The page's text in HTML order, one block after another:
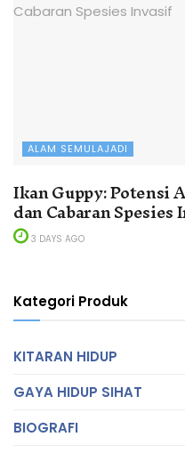
ALAM SEMULAJADI
Ikan Guppy: Potensi
dan Cabaran Spesies
3 DAYS AGO
Kategori Produk
KITARAN HIDUP
GAYA HIDUP SIHAT
BIOGRAFI